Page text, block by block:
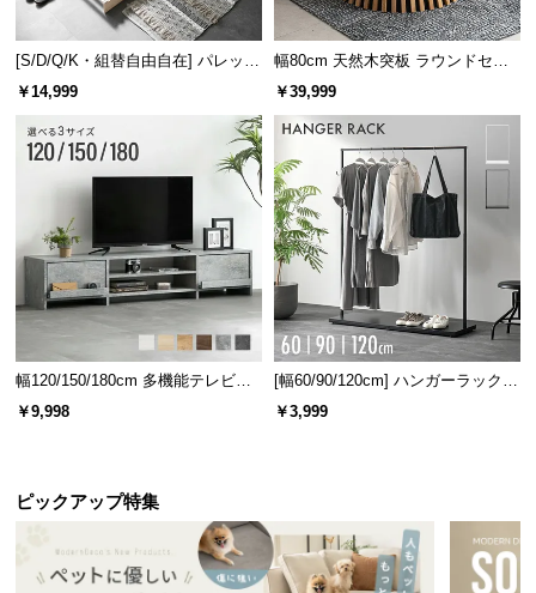
[S/D/Q/K・組替自由自在] パレット
ベッド 8/12/16枚セット
￥14,999
幅80cm 天然木突板 ラウンドセン
ターテーブル 美しい格子デザイン
￥39,999
幅120/150/180cm 多機能テレビボ
ード 木目/石目調 オープン収納・
￥9,998
[幅60/90/120cm] ハンガーラック
スチール 4段階高さ調節 サイドフ
￥3,999
ピックアップ特集